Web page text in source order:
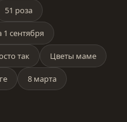
51 роза
1 сентября
так Цветы маме
8 марта